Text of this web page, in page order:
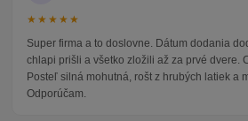
★★★★★
Super firma a to doslovne. Dátum dodania
chlapi prišli a všetko zložili až za prvé dvere.
Posteľ silná mohutná, rošt z hrubých latiek a
Odporúčam.